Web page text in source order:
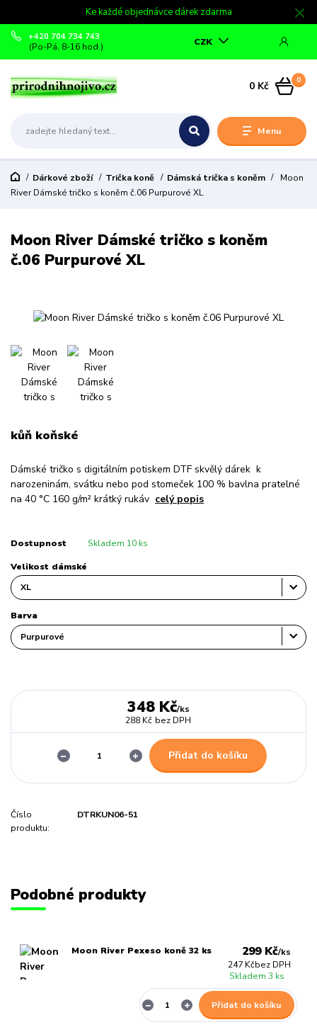
Ke každé objednávce dárek zdarma
Menu
CZK
+420 704 734 743
(Po-Pá, 8-16 hod.)
0
0 Kč
Dárkové zboží Trička koně Dámská trička s koněm
Moon
River Dámské tričko s koněm č.06 Purpurové XL
Moon River Dámské tričko s koněm
č.06 Purpurové XL
kůň koňské
Dámské tričko s digitálním potiskem DTF skvělý dárek k
narozeninám, svátku nebo pod stomeček 100 % bavlna pratelné
na 40 °C 160 g/m² krátký rukáv celý popis
Dostupnost Skladem 10 ks
Velikost dámské
Barva
348 Kč/ks
288 Kč bez DPH
Přidat do košíku
Číslo
produktu:
DTRKUN06-51
Podobné produkty
Moon River Pexeso koně 32 ks 299 Kč/ks
247 Kčbez DPH
Skladem 3 ks
Přidat do košíku